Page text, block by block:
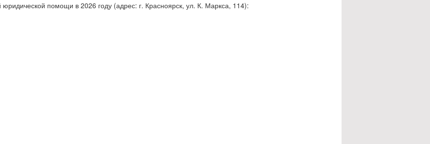
помощи в 2026 году (адрес: г. Красноярск, ул. К. Маркса, 114):